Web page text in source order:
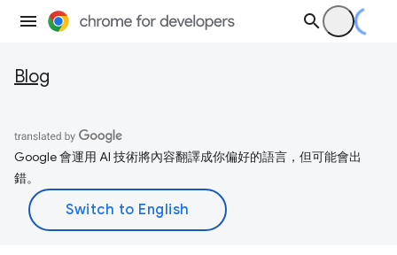
Blog
Google 會運用 AI 技術將內容翻譯成你偏好的語言，但可能會出
錯。